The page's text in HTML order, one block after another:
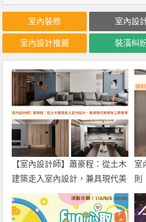
室內裝修 室內設
室內設計推薦 裝潢糾
【室內設計師】蕭豪程：從土木
建築走入室內設計，兼具現代美
學及工務專業！
室
則
實